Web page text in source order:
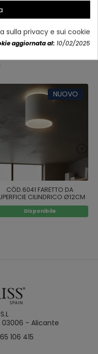
NUOVO
CÓD.6041 FARETTO DA
CILINDRICO Ø12CM
COLORE BIANCO
Disponibile
03006 - Alicante
106 415
sulla privacy e sui cookie
aggiornata al: 10/02/2025